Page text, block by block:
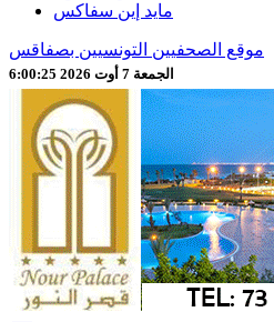
مايد إين سفاكس
موقع الصحفيين التونسيين بصفاقس
الجمعة 7 أوت 2026 6:00:27